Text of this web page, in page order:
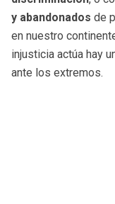
y abandonados de
en nuestro
injusticia actúa hay
ante los extremos.